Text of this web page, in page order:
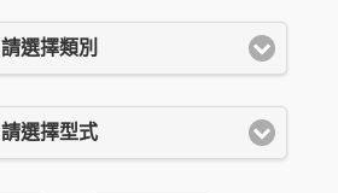
請選擇類別
請選擇型式